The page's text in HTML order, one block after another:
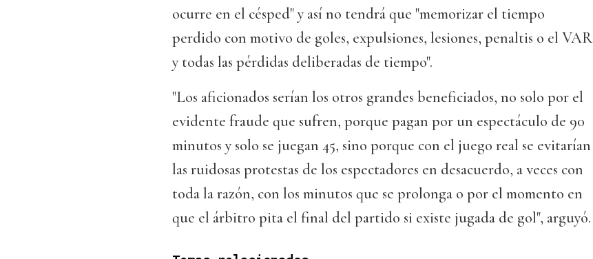
ocurre en el césped" y así no tendrá que "memorizar el tiempo
perdido con motivo de goles, expulsiones, lesiones, penaltis o el VAR
y todas las pérdidas deliberadas de tiempo".
"Los aficionados serían los otros grandes beneficiados, no solo por el
evidente fraude que sufren, porque pagan por un espectáculo de 90
minutos y solo se juegan 45, sino porque con el juego real se evitarían
las ruidosas protestas de los espectadores en desacuerdo, a veces con
toda la razón, con los minutos que se prolonga o por el momento en
que el árbitro pita el final del partido si existe jugada de gol", arguyó.